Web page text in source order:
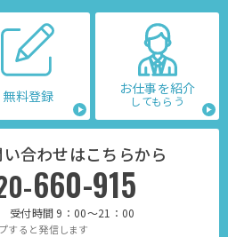
無料登録 お仕事を紹介
してもらう
合わせはこちらから
660-915
受付時間 9：00～21：00
すると発信します